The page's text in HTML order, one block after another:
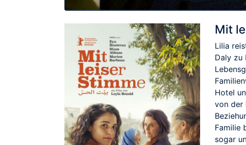
Mit
Lilia
Daly zu
Hotel
von der
Familie
sogar